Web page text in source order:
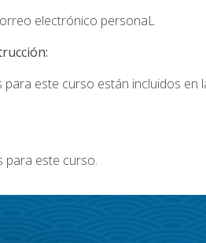
electrónico personaL
este curso están incluidos en
para este curso.